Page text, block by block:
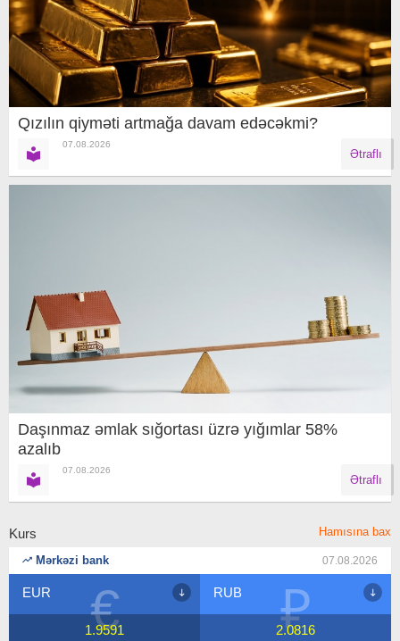
Qızılın qiyməti artmağa davam edəcəkmi?
07.08.2026
Ətraflı
Daşınmaz əmlak sığortası üzrə yığımlar 58%
azalıb
07.08.2026
Ətraflı
Kurs Hamısına bax
Mərkəzi bank 07.08.2026
€
EUR
1.9591 ₽
RUB
2.0816